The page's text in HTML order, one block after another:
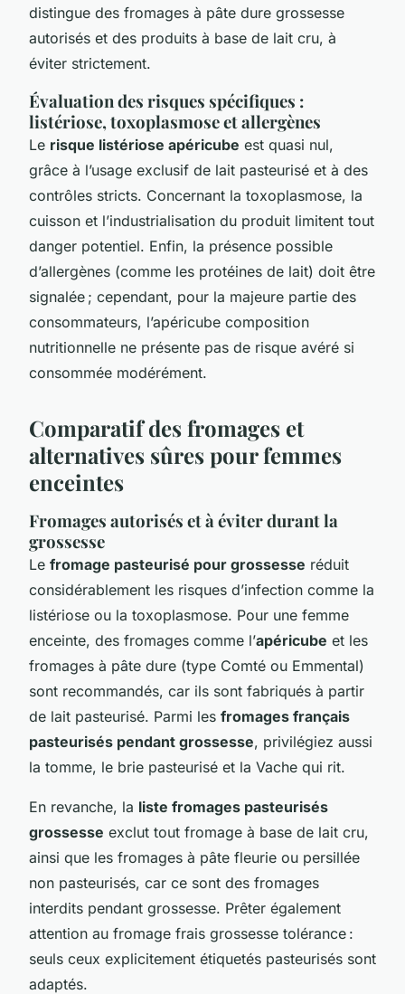
distingue des fromages à pâte dure grossesse
autorisés et des produits à base de lait cru, à
éviter strictement.
Évaluation des risques spécifiques :
listériose, toxoplasmose et allergènes
Le risque listériose apéricube est quasi nul,
grâce à l’usage exclusif de lait pasteurisé et à des
contrôles stricts. Concernant la toxoplasmose, la
cuisson et l’industrialisation du produit limitent tout
danger potentiel. Enfin, la présence possible
d’allergènes (comme les protéines de lait) doit être
signalée ; cependant, pour la majeure partie des
consommateurs, l’apéricube composition
nutritionnelle ne présente pas de risque avéré si
consommée modérément.
Comparatif des fromages et
alternatives sûres pour femmes
enceintes
Fromages autorisés et à éviter durant la
grossesse
Le fromage pasteurisé pour grossesse réduit
considérablement les risques d’infection comme la
listériose ou la toxoplasmose. Pour une femme
enceinte, des fromages comme l’apéricube et les
fromages à pâte dure (type Comté ou Emmental)
sont recommandés, car ils sont fabriqués à partir
de lait pasteurisé. Parmi les fromages français
pasteurisés pendant grossesse, privilégiez aussi
la tomme, le brie pasteurisé et la Vache qui rit.
En revanche, la liste fromages pasteurisés
grossesse exclut tout fromage à base de lait cru,
ainsi que les fromages à pâte fleurie ou persillée
non pasteurisés, car ce sont des fromages
interdits pendant grossesse. Prêter également
attention au fromage frais grossesse tolérance :
seuls ceux explicitement étiquetés pasteurisés sont
adaptés.